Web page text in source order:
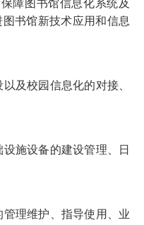
障图书馆信息化系统及
书馆新技术应用和信息
及校园信息化的对接、
设施设备的建设管理、日
理维护、指导使用、业